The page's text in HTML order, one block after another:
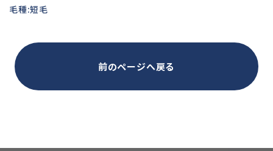
毛種:短毛
前のページへ戻る